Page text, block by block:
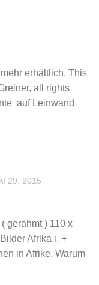
erhältlich. This
all rights
auf Leinwand
29, 2015
gerahmt ) 110 x
Afrika i. +
in Afrike. Warum